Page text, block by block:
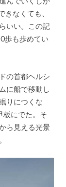
きなくても、
いい。この記
歩も歩めてい
の首都ヘルシ
に船で移動し
りにつくな
板にでた。そ
ら見える光景